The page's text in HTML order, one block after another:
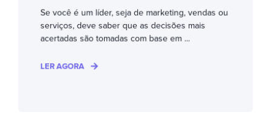
Se você é um líder, seja de marketing, vendas ou
serviços, deve saber que as decisões mais
acertadas são tomadas com base em ...
LER AGORA